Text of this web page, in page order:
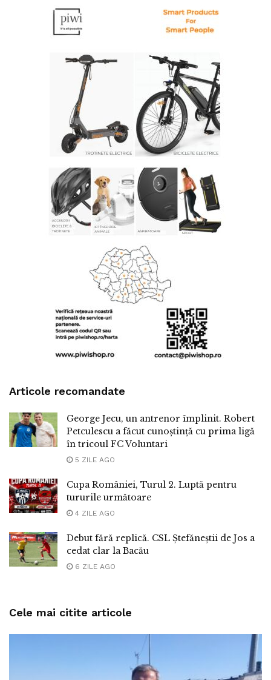
Articole recomandate
George Jecu, un antrenor împlinit. Robert
Petculescu a făcut cunoștință cu prima ligă
în tricoul FC Voluntari
5 ZILE AGO
Cupa României, Turul 2. Luptă pentru
tururile următoare
4 ZILE AGO
Debut fără replică. CSL Ștefăneștii de Jos a
cedat clar la Bacău
6 ZILE AGO
Cele mai citite articole